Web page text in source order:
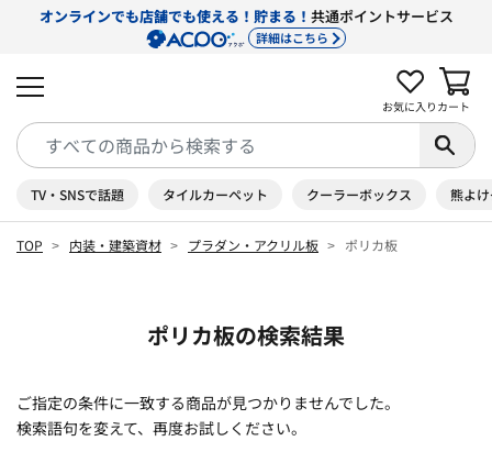
オンラインでも店舗でも使える！貯まる！ 共通ポイントサービス
詳細はこちら
お気に入り カート
TV・SNSで話題 タイルカーペット クーラーボックス 熊よ
TOP 内装・建築資材 プラダン・アクリル板 ポリカ板
ポリカ板の検索結果
ご指定の条件に一致する商品が見つかりませんでした。
検索語句を変えて、再度お試しください。